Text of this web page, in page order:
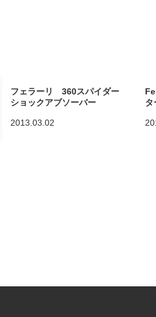
フェラーリ 360スパイダー
ショックアブソーバー
2013.03.02
タ